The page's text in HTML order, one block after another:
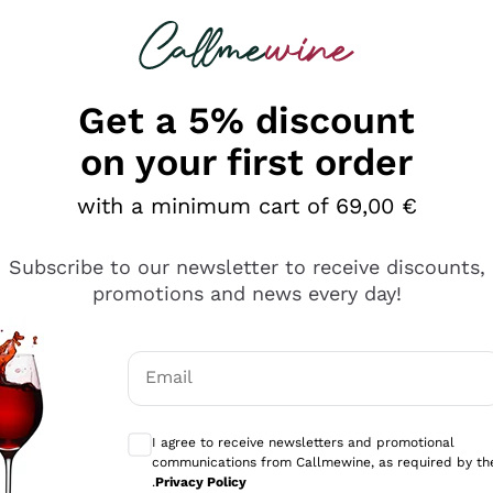
looking for
diversi e con un ampio range di prezzo. Le
Get a 5% discount
on your first order
with a minimum cart of 69,00 €
Subscribe to our newsletter to receive discounts,
promotions and news every day!
Email
I agree to receive newsletters and promotional
communications from Callmewine, as required by
.Privacy Policy